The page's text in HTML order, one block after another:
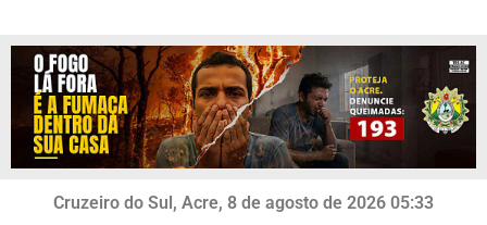
Cruzeiro do Sul, Acre, 8 de agosto de 2026 05:33